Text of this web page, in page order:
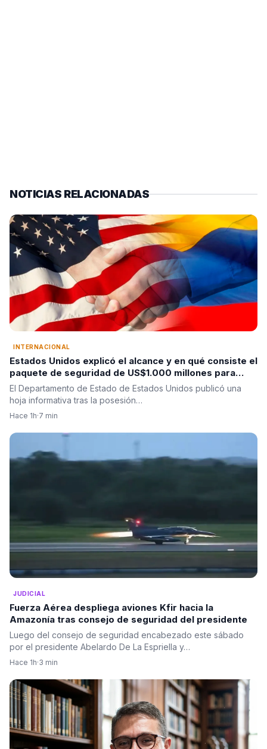
NOTICIAS RELACIONADAS
INTERNACIONAL
Estados Unidos explicó el alcance y en qué consiste el
paquete de seguridad de US$1.000 millones para
Colombia tras la posesión de Abelardo De La Espriella
El Departamento de Estado de Estados Unidos publicó una
hoja informativa tras la posesión…
Hace 1h·7 min
JUDICIAL
Fuerza Aérea despliega aviones Kfir hacia la
Amazonía tras consejo de seguridad del presidente
Luego del consejo de seguridad encabezado este sábado
por el presidente Abelardo De La Espriella y…
Hace 1h·3 min